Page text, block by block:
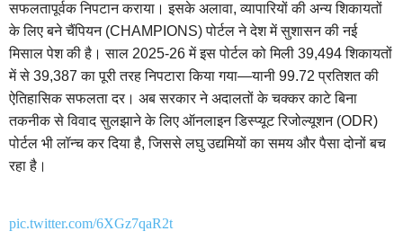
सफलतापूर्वक निपटान कराया। इसके अलावा, व्यापारियों की अन्य शिकायतों
के लिए बने चैंपियन (CHAMPIONS) पोर्टल ने देश में सुशासन की नई
मिसाल पेश की है। साल 2025-26 में इस पोर्टल को मिली 39,494 शिकायतों
में से 39,387 का पूरी तरह निपटारा किया गया—यानी 99.72 प्रतिशत की
ऐतिहासिक सफलता दर। अब सरकार ने अदालतों के चक्कर काटे बिना
तकनीक से विवाद सुलझाने के लिए ऑनलाइन डिस्प्यूट रिजोल्यूशन (ODR)
पोर्टल भी लॉन्च कर दिया है, जिससे लघु उद्यमियों का समय और पैसा दोनों बच
रहा है।
pic.twitter.com/6XGz7qaR2t